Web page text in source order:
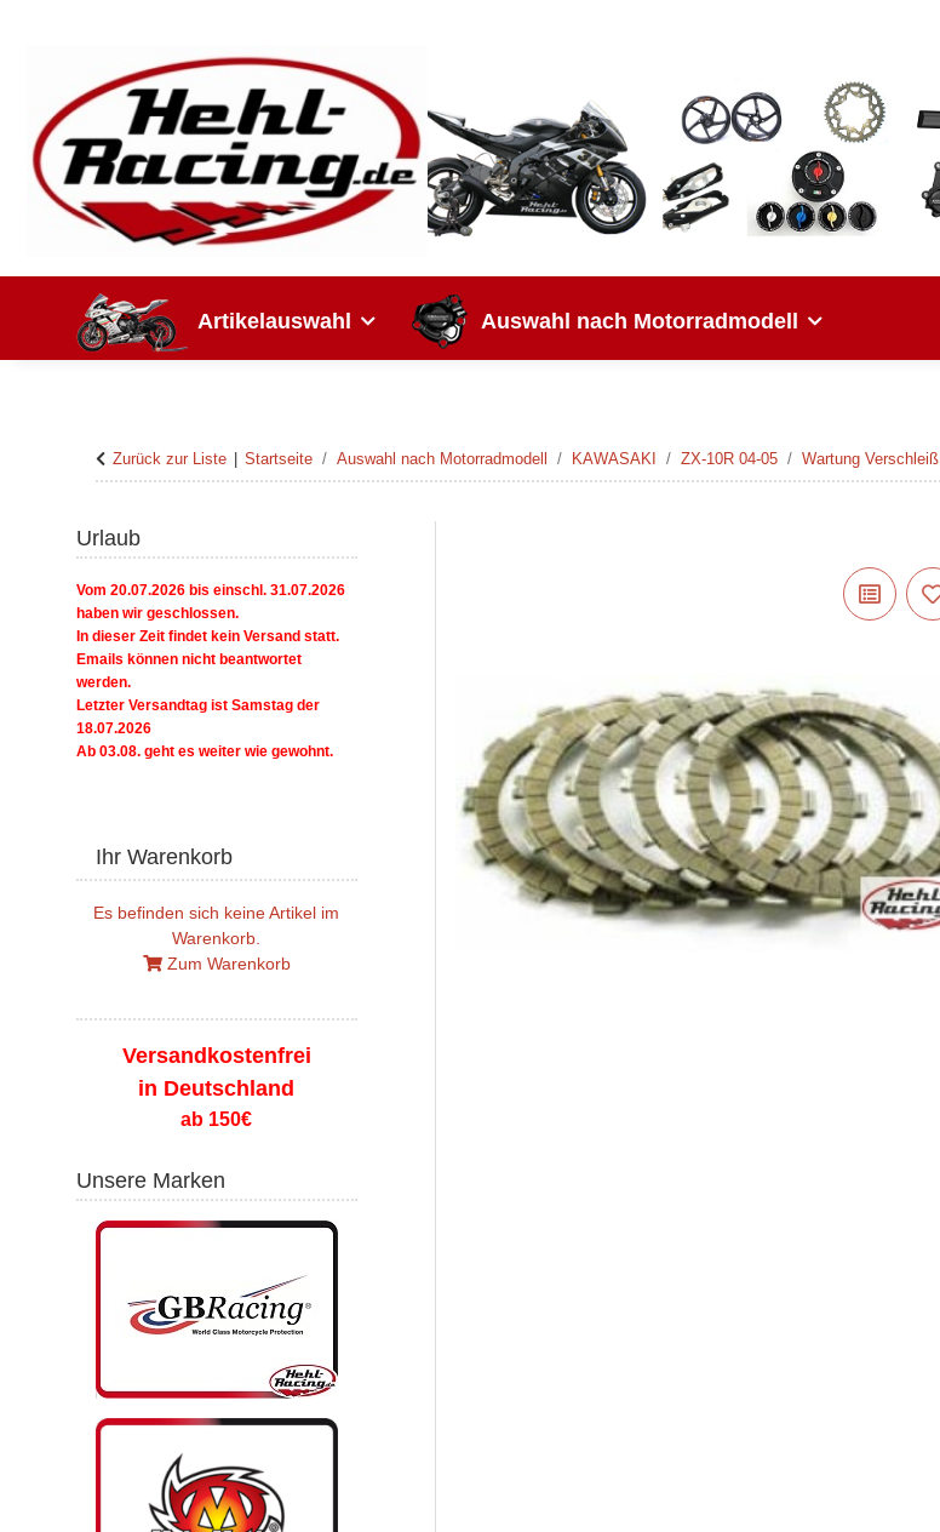
Artikelauswahl Auswahl nach Motorradmodell
Zurück zur Liste Startseite Auswahl nach Motorradmodell KAWASAKI ZX-10R 04-05 Wartung Verschleiß
Urlaub
Vom 20.07.2026 bis einschl. 31.07.2026
haben wir geschlossen.
In dieser Zeit findet kein Versand statt.
Emails können nicht beantwortet
werden.
Letzter Versandtag ist Samstag der
18.07.2026
Ab 03.08. geht es weiter wie gewohnt.
Ihr Warenkorb
Es befinden sich keine Artikel im
Warenkorb.
Zum Warenkorb
Versandkostenfrei
in Deutschland
ab 150€
Unsere Marken